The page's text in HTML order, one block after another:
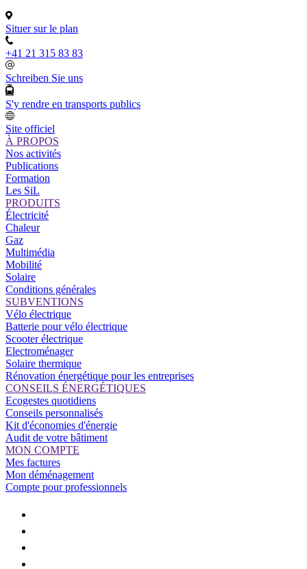
Situer sur le plan
+41 21 315 83 83
Schreiben Sie uns
S'y rendre en transports publics
Site officiel
À PROPOS
Nos activités
Publications
Formation
Les SiL
PRODUITS
Électricité
Chaleur
Gaz
Multimédia
Mobilité
Solaire
Conditions générales
SUBVENTIONS
Vélo électrique
Batterie pour vélo électrique
Scooter électrique
Electroménager
Solaire thermique
Rénovation énergétique pour les entreprises
CONSEILS ÉNERGÉTIQUES
Ecogestes quotidiens
Conseils personnalisés
Kit d'économies d'énergie
Audit de votre bâtiment
MON COMPTE
Mes factures
Mon déménagement
Compte pour professionnels